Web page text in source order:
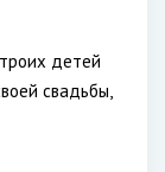
детей
свадьбы,